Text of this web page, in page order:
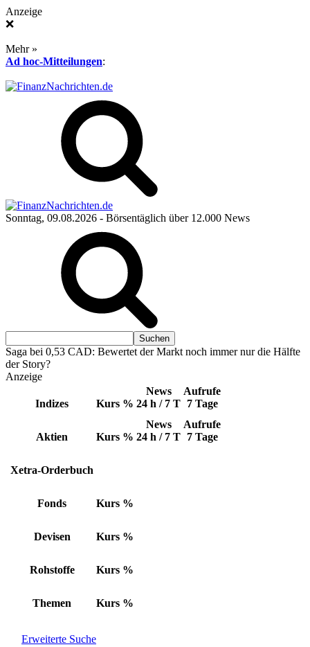
Anzeige
❌
Mehr »
Ad hoc-Mitteilungen:
Sonntag, 09.08.2026 - Börsentäglich über 12.000 News
Saga bei 0,53 CAD: Bewertet der Markt noch immer nur die Hälfte
der Story?
Anzeige
Indizes Kurs %
News
24 h / 7 T
Aufrufe
7 Tage
Aktien Kurs %
News
24 h / 7 T
Aufrufe
7 Tage
Xetra-Orderbuch
Fonds Kurs %
Devisen Kurs %
Rohstoffe Kurs %
Themen Kurs %
Erweiterte Suche